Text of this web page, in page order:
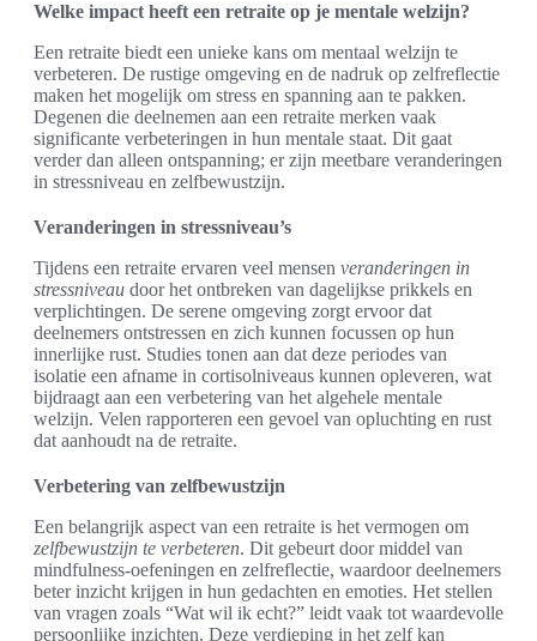
Welke impact heeft een retraite op je mentale welzijn?
Een retraite biedt een unieke kans om mentaal welzijn te
verbeteren. De rustige omgeving en de nadruk op zelfreflectie
maken het mogelijk om stress en spanning aan te pakken.
Degenen die deelnemen aan een retraite merken vaak
significante verbeteringen in hun mentale staat. Dit gaat
verder dan alleen ontspanning; er zijn meetbare veranderingen
in stressniveau en zelfbewustzijn.
Veranderingen in stressniveau’s
Tijdens een retraite ervaren veel mensen veranderingen in
stressniveau door het ontbreken van dagelijkse prikkels en
verplichtingen. De serene omgeving zorgt ervoor dat
deelnemers ontstressen en zich kunnen focussen op hun
innerlijke rust. Studies tonen aan dat deze periodes van
isolatie een afname in cortisolniveaus kunnen opleveren, wat
bijdraagt aan een verbetering van het algehele mentale
welzijn. Velen rapporteren een gevoel van opluchting en rust
dat aanhoudt na de retraite.
Verbetering van zelfbewustzijn
Een belangrijk aspect van een retraite is het vermogen om
zelfbewustzijn te verbeteren. Dit gebeurt door middel van
mindfulness-oefeningen en zelfreflectie, waardoor deelnemers
beter inzicht krijgen in hun gedachten en emoties. Het stellen
van vragen zoals “Wat wil ik echt?” leidt vaak tot waardevolle
persoonlijke inzichten. Deze verdieping in het zelf kan